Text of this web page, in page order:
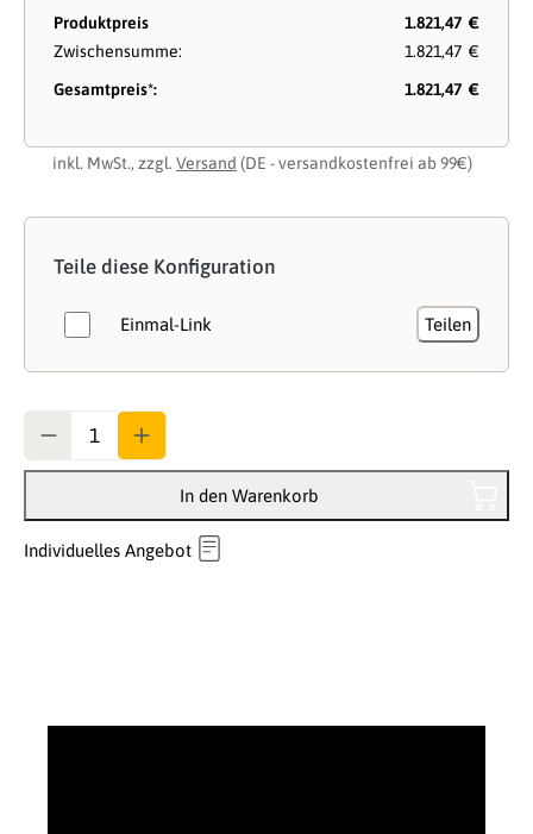
Produktpreis
1.821,47 €
Zwischensumme:
1.821,47 €
Gesamtpreis*:
1.821,47 €
inkl. MwSt., zzgl. Versand (DE - versandkostenfrei ab 99€)
Teile diese Konfiguration
Einmal-Link Teilen
In den Warenkorb
Individuelles Angebot